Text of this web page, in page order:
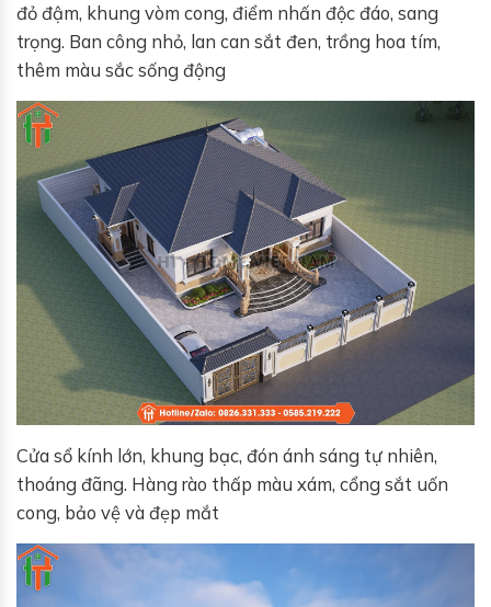
đỏ đậm, khung vòm cong, điểm nhấn độc đáo, sang
trọng. Ban công nhỏ, lan can sắt đen, trồng hoa tím,
thêm màu sắc sống động
Cửa sổ kính lớn, khung bạc, đón ánh sáng tự nhiên,
thoáng đãng. Hàng rào thấp màu xám, cổng sắt uốn
cong, bảo vệ và đẹp mắt